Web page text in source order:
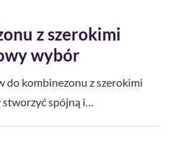
z szerokimi
wybór
kombinezonu z szerokimi
spójną i…